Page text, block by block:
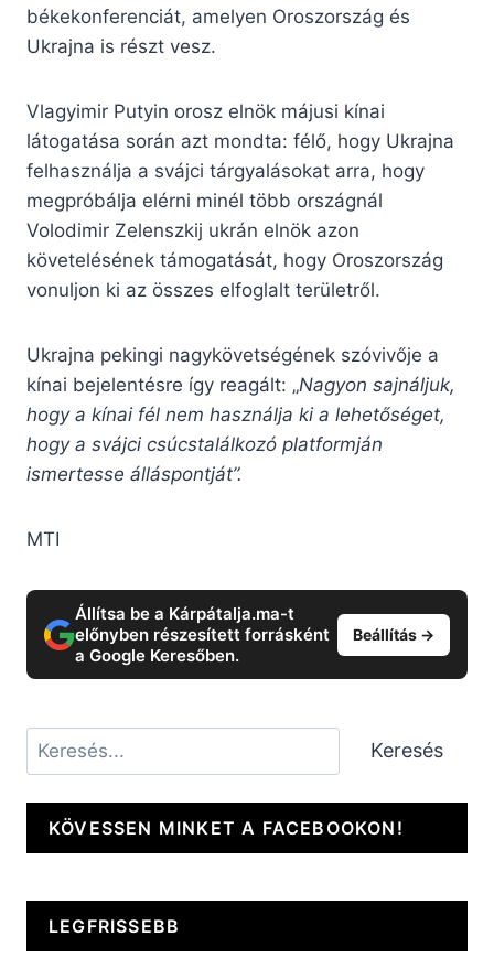
békekonferenciát, amelyen Oroszország és
Ukrajna is részt vesz.
Vlagyimir Putyin orosz elnök májusi kínai
látogatása során azt mondta: félő, hogy Ukrajna
felhasználja a svájci tárgyalásokat arra, hogy
megpróbálja elérni minél több országnál
Volodimir Zelenszkij ukrán elnök azon
követelésének támogatását, hogy Oroszország
vonuljon ki az összes elfoglalt területről.
Ukrajna pekingi nagykövetségének szóvivője a
kínai bejelentésre így reagált: „Nagyon sajnáljuk,
hogy a kínai fél nem használja ki a lehetőséget,
hogy a svájci csúcstalálkozó platformján
ismertesse álláspontját”.
MTI
Állítsa be a Kárpátalja.ma-t
előnyben részesített forrásként
a Google Keresőben.
Beállítás →
Keresés Keresés
KÖVESSEN MINKET A FACEBOOKON!
LEGFRISSEBB